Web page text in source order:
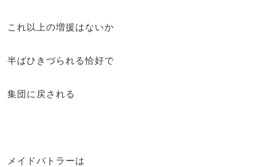
これ以上の増援はないか
半ばひきづられる恰好で
集団に戻される
メイドバトラーは